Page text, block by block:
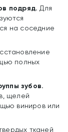
подряд. Для
на соседние
полных
зубов.
щелей
виниров или
тканей